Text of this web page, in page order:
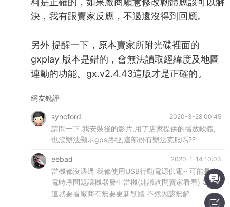
決，我有跟賣家反應，不過還沒得到回應。
另外 提醒一下，原本賣家所附光碟裡面的
gxplay 版本是錯的，會無法讀取經緯度及地圖
連動的功能。gx.v2.4.43這版才是正確的。
網友銳評
2020-3-28 00:45
syncford
請問一下,我安裝後的影片,用了店家提供的播放軟體,
也沒辦法顯示gps路徑,這部份有辦法克服嗎??
2020-1-14 10:03
eebad
當機都沒遇過 我都使用USB行動電源供電~ 可能是上
電時序問題讓機器發生當機(建議詢問賣家看看) GPS
這就要看廠商有無要更新韌體 不然因該無解